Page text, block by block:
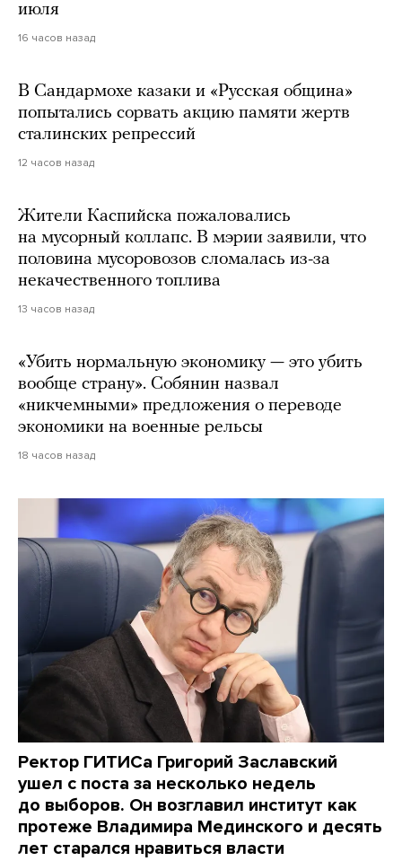
июля
16 часов назад
В Сандармохе казаки и «Русская община»
попытались сорвать акцию памяти жертв
сталинских репрессий
12 часов назад
Жители Каспийска пожаловались
на мусорный коллапс. В мэрии заявили, что
половина мусоровозов сломалась из-за
некачественного топлива
13 часов назад
«Убить нормальную экономику — это убить
вообще страну». Собянин назвал
«никчемными» предложения о переводе
экономики на военные рельсы
18 часов назад
Ректор ГИТИСа Григорий Заславский
ушел с поста за несколько недель
до выборов. Он возглавил институт как
протеже Владимира Мединского и десять
лет старался нравиться власти